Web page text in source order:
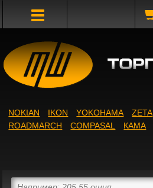
NOKIAN IKON YOKOHAMA ZETA
ROADMARCH
COMPASAL КАМА